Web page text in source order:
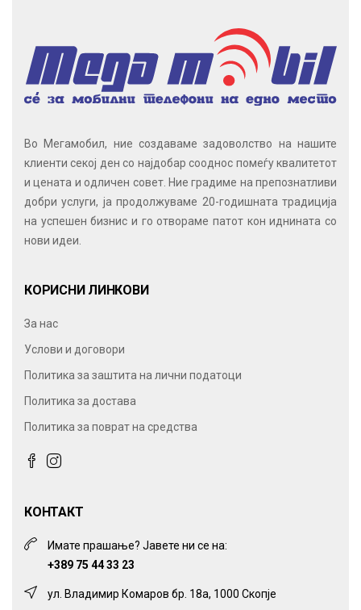
Во Мегамобил, ние создаваме задоволство на нашите
клиенти секој ден со најдобар сооднос помеѓу квалитетот
и цената и одличен совет. Ние градиме на препознатливи
добри услуги, ја продолжуваме 20-годишната традиција
на успешен бизнис и го отвораме патот кон иднината со
нови идеи.
КОРИСНИ ЛИНКОВИ
За нас
Услови и договори
Политика за заштита на лични податоци
Политика за достава
Политика за поврат на средства
КОНТАКТ
Имате прашање? Јавете ни се на:
+389 75 44 33 23
ул. Владимир Комаров бр. 18а, 1000 Скопје